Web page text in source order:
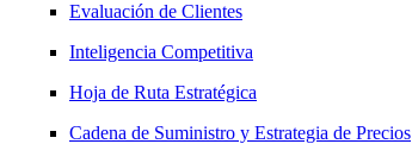
Evaluación de Clientes
Inteligencia Competitiva
Hoja de Ruta Estratégica
Cadena de Suministro y Estrategia de Precios